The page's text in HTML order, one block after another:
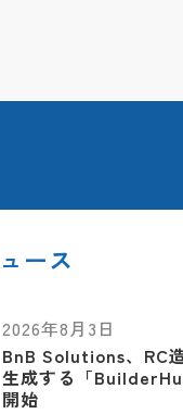
ース
2026年8月3日
BnB Solutions、RC
生成する「
開始